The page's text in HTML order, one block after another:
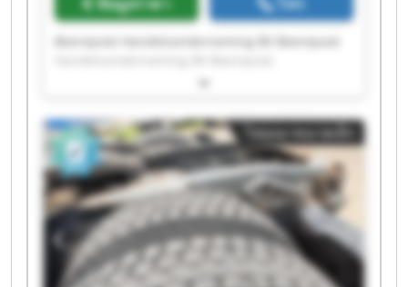
ข้อมูลราคา โทร
Beerepoot Handelsonderneming BV Beerepoot
Handelsonderneming BV Beerepoot
Handelsonderneming BV Beerepoot
Handelsonderneming BV Beerepoot
Handelsonderneming BV Beerepoot
Handelsonderneming BV Beerepoot
Handelsonderneming BV Beerepoot
Handelsonderneming BV Beerepoot
Handelsonderneming BV Beerepoot
Handelsonderneming BV Beerepoot
Handelsonderneming BV Beerepoot
โฆษณาขนาดเล็ก